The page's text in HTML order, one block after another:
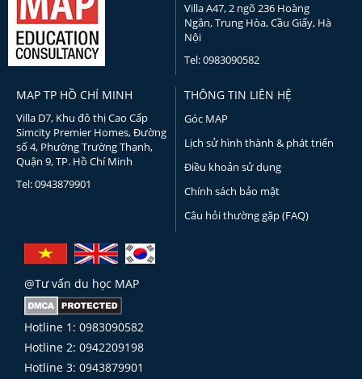
Villa A47, 2 ngõ 236 Hoàng
Ngân, Trung Hòa, Cầu Giấy, Hà
Nội
Tel: 0983090582
MAP TP HỒ CHÍ MINH
Villa D7, Khu đô thị Cao Cấp
Simcity Premier Homes, Đường
số 4, Phường Trường Thạnh,
Quận 9, TP. Hồ Chí Minh
Tel: 0943879901
THÔNG TIN LIÊN HỆ
Góc MAP
Lịch sử hình thành & phát triển
Điều khoản sử dụng
Chính sách bảo mật
Câu hỏi thường gặp (FAQ)
@Tư vấn du học MAP
Hotline 1: 0983090582
Hotline 2: 0942209198
Hotline 3: 0943879901